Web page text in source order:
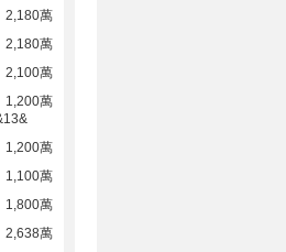
2,180萬
2,180萬
2,100萬
1,200萬
1,200萬
1,100萬
1,800萬
2,638萬